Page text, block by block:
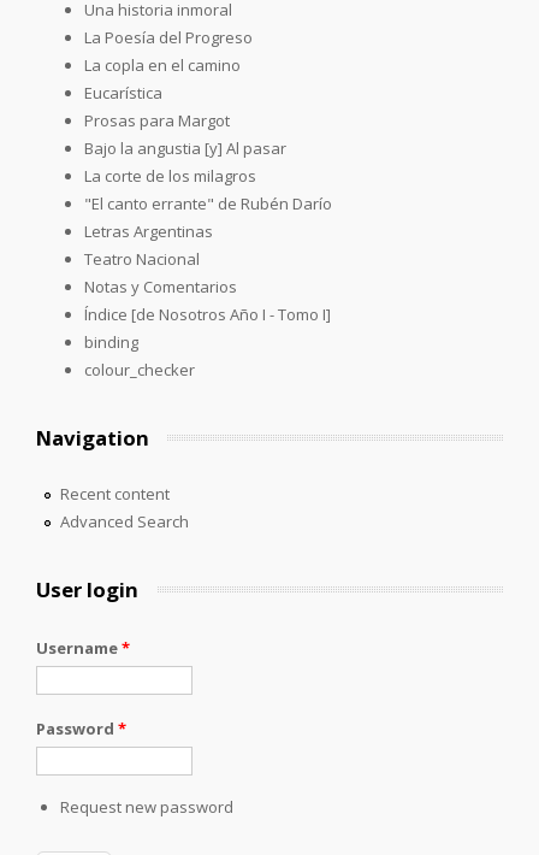
Una historia inmoral
La Poesía del Progreso
La copla en el camino
Eucarística
Prosas para Margot
Bajo la angustia [y] Al pasar
La corte de los milagros
"El canto errante" de Rubén Darío
Letras Argentinas
Teatro Nacional
Notas y Comentarios
Índice [de Nosotros Año I - Tomo I]
binding
colour_checker
Navigation
Recent content
Advanced Search
User login
Username*
Password *
Request new password